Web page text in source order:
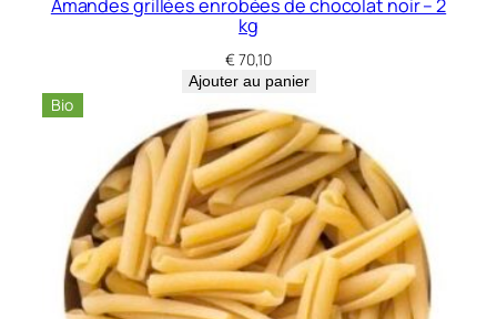
Amandes grillées enrobées de chocolat noir – 2
kg
€70,10
Ajouter au panier
Bio